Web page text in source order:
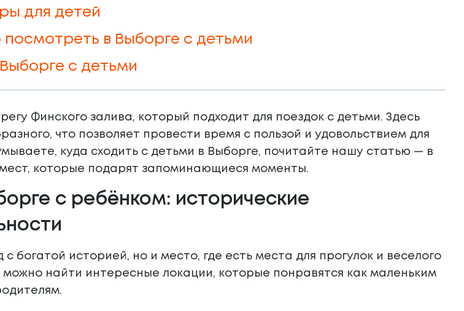
для детей
в Выборге с детьми
с детьми
Финского залива, который подходит для поездок с детьми. Здесь
что позволяет провести время с пользой и удовольствием для
куда сходить с детьми в Выборге, почитайте нашу статью — в
которые подарят запоминающиеся моменты.
с ребёнком: исторические
богатой историей, но и место, где есть места для прогулок и веселого
найти интересные локации, которые понравятся как маленьким